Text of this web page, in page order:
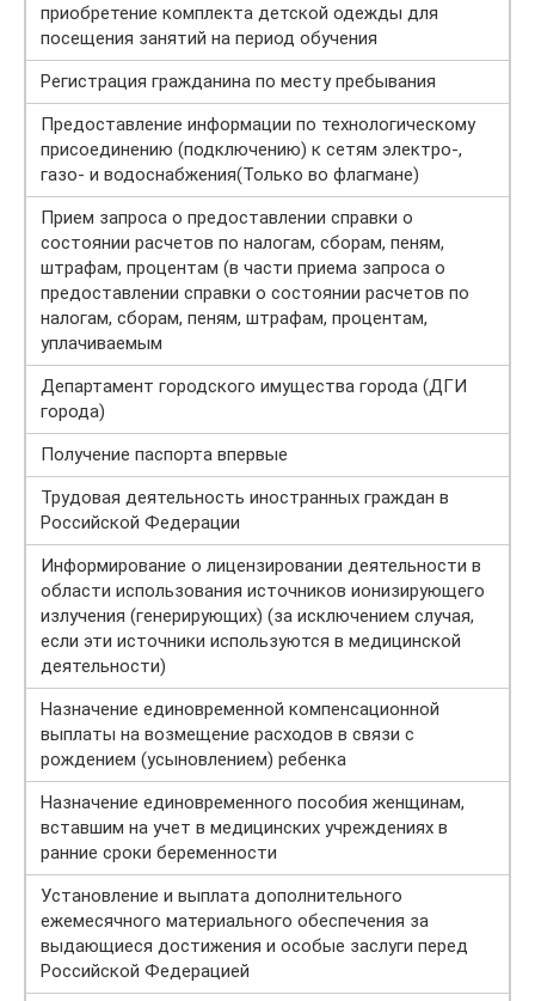
приобретение комплекта детской одежды для
посещения занятий на период обучения
Регистрация гражданина по месту пребывания
Предоставление информации по технологическому
присоединению (подключению) к сетям электро-,
газо- и водоснабжения(Только во флагмане)
Прием запроса о предоставлении справки о
состоянии расчетов по налогам, сборам, пеням,
штрафам, процентам (в части приема запроса о
предоставлении справки о состоянии расчетов по
налогам, сборам, пеням, штрафам, процентам,
уплачиваемым
Департамент городского имущества города (ДГИ
города)
Получение паспорта впервые
Трудовая деятельность иностранных граждан в
Российской Федерации
Информирование о лицензировании деятельности в
области использования источников ионизирующего
излучения (генерирующих) (за исключением случая,
если эти источники используются в медицинской
деятельности)
Назначение единовременной компенсационной
выплаты на возмещение расходов в связи с
рождением (усыновлением) ребенка
Назначение единовременного пособия женщинам,
вставшим на учет в медицинских учреждениях в
ранние сроки беременности
Установление и выплата дополнительного
ежемесячного материального обеспечения за
выдающиеся достижения и особые заслуги перед
Российской Федерацией